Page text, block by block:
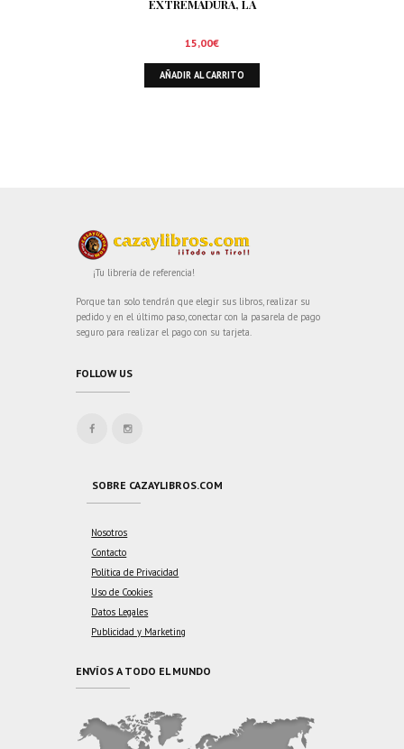
EXTREMADURA, LA
15,00€
AÑADIR AL CARRITO
¡Tu librería de referencia!
Porque tan solo tendrán que elegir sus libros, realizar su
pedido y en el último paso, conectar con la pasarela de pago
seguro para realizar el pago con su tarjeta.
FOLLOW US
SOBRE CAZAYLIBROS.COM
Nosotros
Contacto
Política de Privacidad
Uso de Cookies
Datos Legales
Publicidad y Marketing
ENVÍOS A TODO EL MUNDO